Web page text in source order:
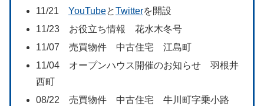
11/21 YouTubeとTwitterを開設
11/23 お役立ち情報 花水木冬号
11/07 売買物件 中古住宅 江島町
11/04 オープンハウス開催のお知らせ 羽根井
西町
08/22 売買物件 中古住宅 牛川町字乗小路